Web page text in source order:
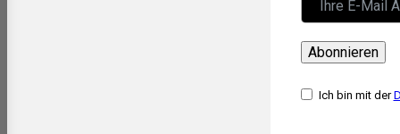
Abonnieren
Ich bin mit der